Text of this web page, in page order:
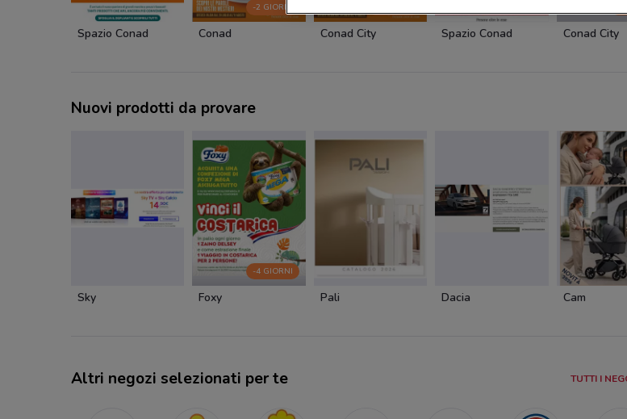
Spazio Conad
-2 GIORNI
Conad Conad City Spazio Conad Conad City
Nuovi prodotti da provare
Sky
-4 GIORNI
Foxy Pali Dacia Cam
Altri negozi selezionati per te TUTTI I